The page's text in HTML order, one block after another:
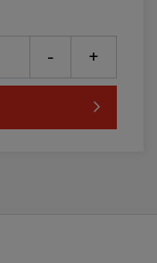
- +